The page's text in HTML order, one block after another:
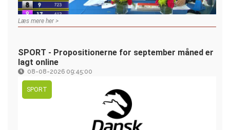
Læs mere her >
SPORT - Propositionerne for september måned er
lagt online
08-08-2026 09:45:00
SPORT